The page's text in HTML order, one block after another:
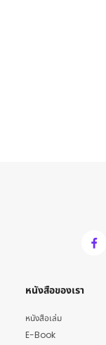
หนังสือของเรา
หนังสือเล่ม
E-Book